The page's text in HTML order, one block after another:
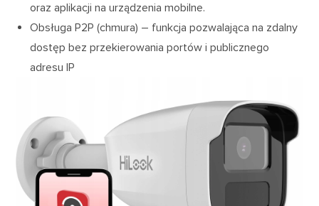
oraz aplikacji na urządzenia mobilne.
Obsługa P2P (chmura) – funkcja pozwalająca na zdalny
dostęp bez przekierowania portów i publicznego
adresu IP